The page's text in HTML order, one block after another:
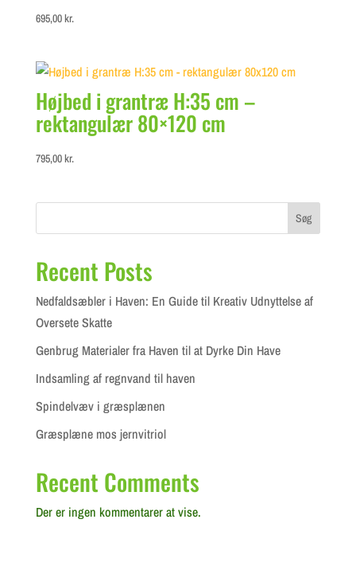
695,00kr.
Højbed i grantræ H:35 cm –
rektangulær 80×120 cm
795,00kr.
Søg
Recent Posts
Nedfaldsæbler i Haven: En Guide til Kreativ Udnyttelse af
Oversete Skatte
Genbrug Materialer fra Haven til at Dyrke Din Have
Indsamling af regnvand til haven
Spindelvæv i græsplænen
Græsplæne mos jernvitriol
Recent Comments
Der er ingen kommentarer at vise.